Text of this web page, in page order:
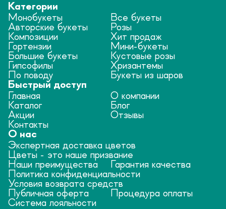
Категории
Монобукеты
Все букеты
Авторские букеты
Розы
Композиции
Хит продаж
Гортензии
Мини-букеты
Большие букеты
Кустовые розы
Гипсофилы
Хризантемы
По поводу
Букеты из шаров
Быстрый доступ
Главная
О компании
Каталог
Блог
Акции
Отзывы
Контакты
О нас
Экспертная доставка цветов
Цветы - это наше призвание
Наши преимущества
Гарантия качества
Политика конфиденциальности
Условия возврата средств
Публичная оферта
Процедура оплаты
Система лояльности